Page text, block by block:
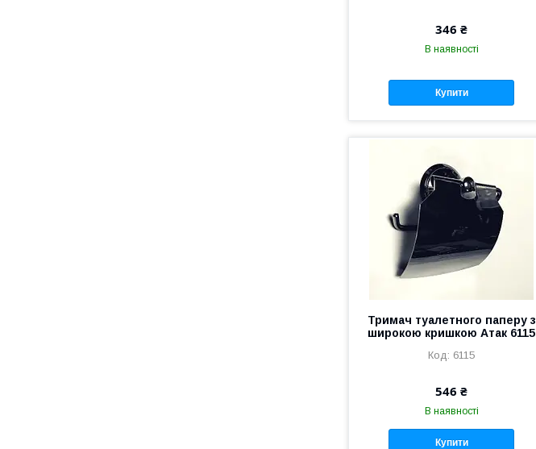
346 ₴
В наявності
Купити
Тримач туалетного паперу з
широкою кришкою Атак 6115
6115
546 ₴
В наявності
Купити